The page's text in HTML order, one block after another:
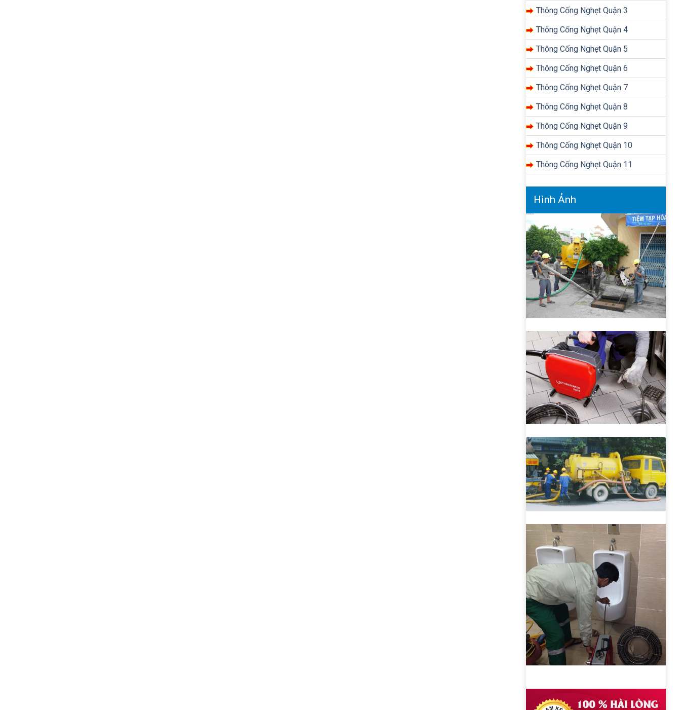
Thông Cống Nghẹt Quận 3
Thông Cống Nghẹt Quận 4
Thông Cống Nghẹt Quận 5
Thông Cống Nghẹt Quận 6
Thông Cống Nghẹt Quận 7
Thông Cống Nghẹt Quận 8
Thông Cống Nghẹt Quận 9
Thông Cống Nghẹt Quận 10
Thông Cống Nghẹt Quận 11
Hình Ảnh